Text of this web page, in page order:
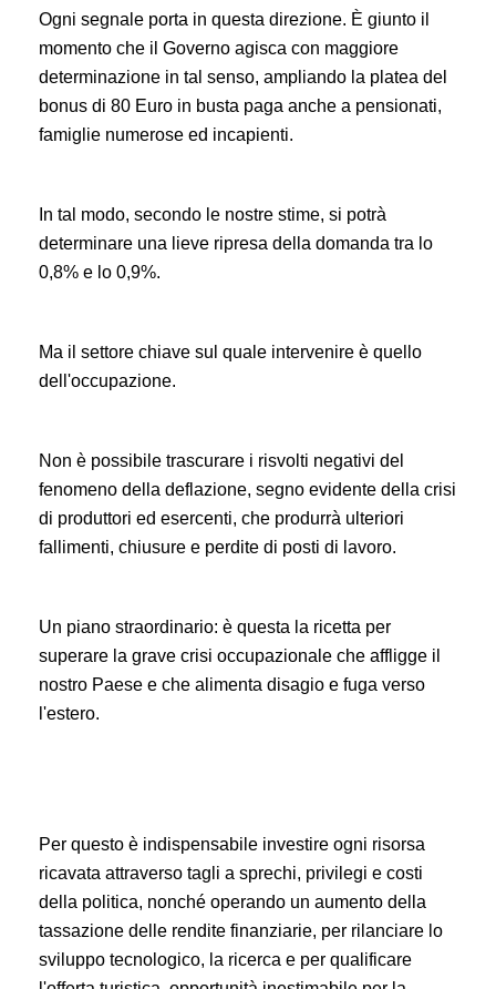
Ogni segnale porta in questa direzione. È giunto il
momento che il Governo agisca con maggiore
determinazione in tal senso, ampliando la platea del
bonus di 80 Euro in busta paga anche a pensionati,
famiglie numerose ed incapienti.
In tal modo, secondo le nostre stime, si potrà
determinare una lieve ripresa della domanda tra lo
0,8% e lo 0,9%.
Ma il settore chiave sul quale intervenire è quello
dell'occupazione.
Non è possibile trascurare i risvolti negativi del
fenomeno della deflazione, segno evidente della crisi
di produttori ed esercenti, che produrrà ulteriori
fallimenti, chiusure e perdite di posti di lavoro.
Un piano straordinario: è questa la ricetta per
superare la grave crisi occupazionale che affligge il
nostro Paese e che alimenta disagio e fuga verso
l'estero.
Per questo è indispensabile investire ogni risorsa
ricavata attraverso tagli a sprechi, privilegi e costi
della politica, nonché operando un aumento della
tassazione delle rendite finanziarie, per rilanciare lo
sviluppo tecnologico, la ricerca e per qualificare